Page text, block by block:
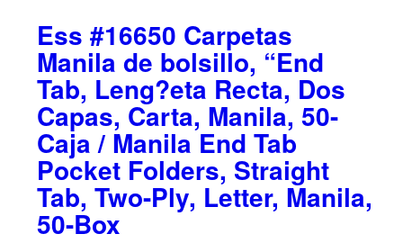
Ess #16650 Carpetas
Manila de bolsillo, “End
Tab, Leng?eta Recta, Dos
Capas, Carta, Manila, 50-
Caja / Manila End Tab
Pocket Folders, Straight
Tab, Two-Ply, Letter, Manila,
50-Box